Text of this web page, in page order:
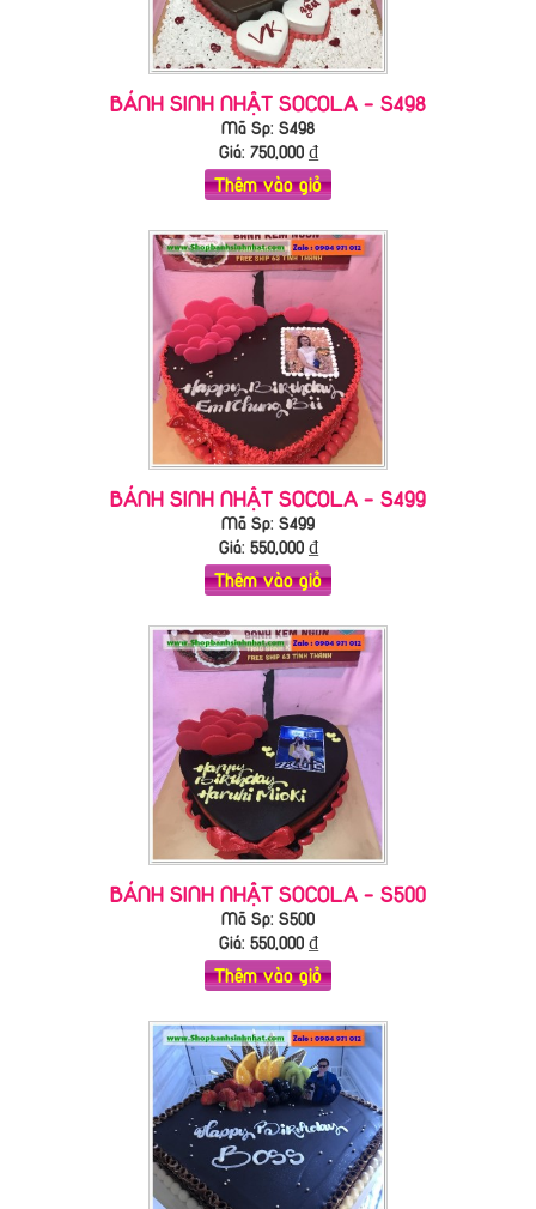
BÁNH SINH NHẬT SOCOLA - S498
Mã Sp: S498
Giá: 750,000₫
Thêm vào giỏ
BÁNH SINH NHẬT SOCOLA - S499
Mã Sp: S499
Giá: 550,000₫
Thêm vào giỏ
BÁNH SINH NHẬT SOCOLA - S500
Mã Sp: S500
Giá: 550,000₫
Thêm vào giỏ